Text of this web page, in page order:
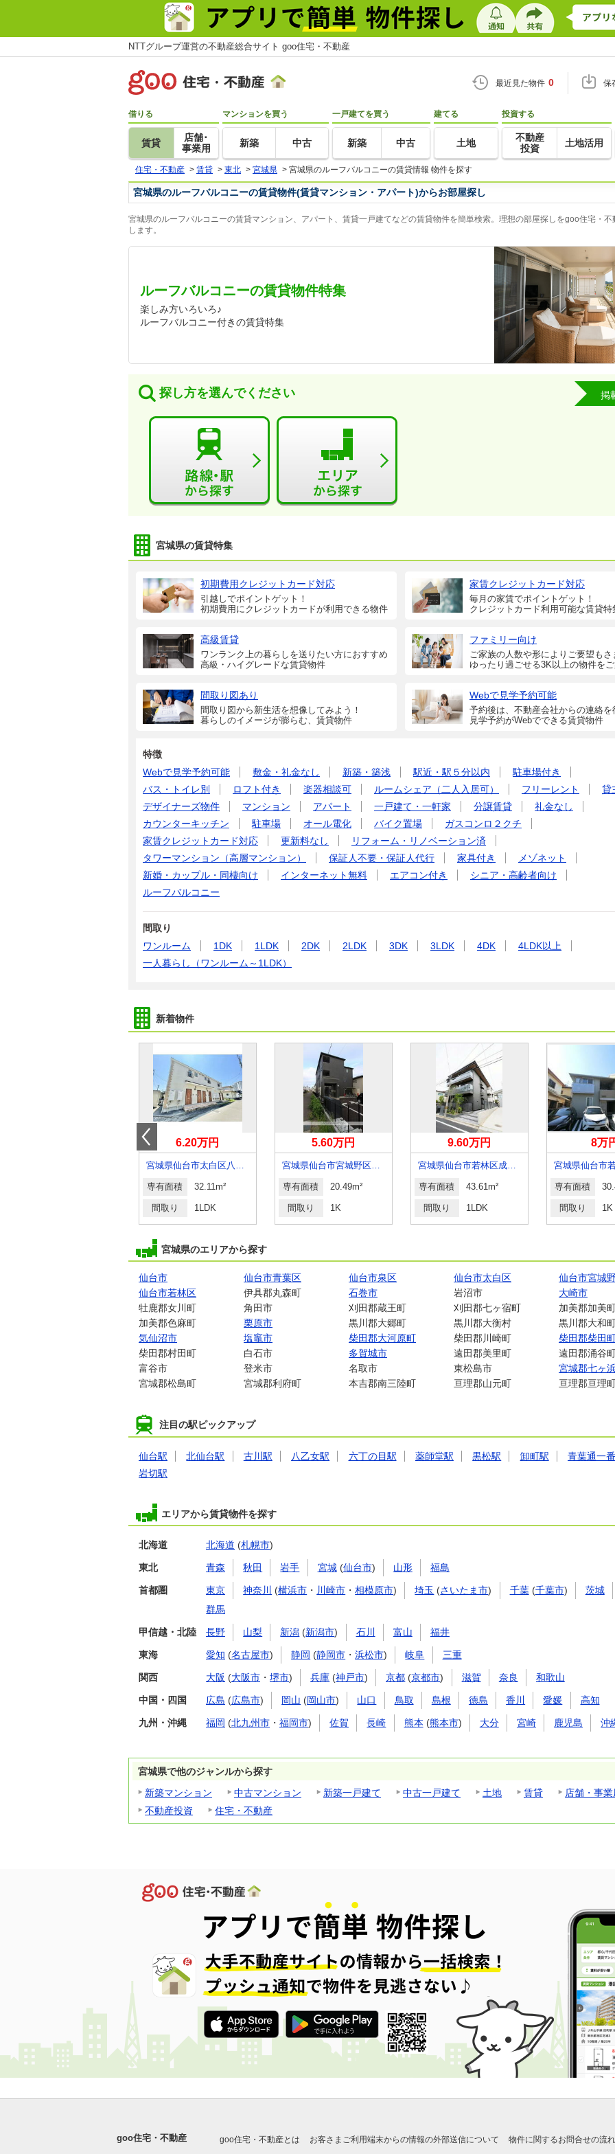
NTTグループ運営の不動産総合サイト goo住宅・不動産
最近見た物件 0 保
借りる
賃貸
店舗･
事業用
マンションを買う
新築 中古
一戸建てを買う
新築 中古
建てる
土地
投資する
不動産
投資
土地活用
住宅・不動産 > 賃貸 > 東北 > 宮城県 > 宮城県のルーフバルコニーの賃貸情報 物件を探す
宮城県のルーフバルコニーの賃貸物件(賃貸マンション・アパート)からお部屋探し
宮城県のルーフバルコニーの賃貸マンション、アパート、賃貸一戸建てなどの賃貸物件を簡単検索。理想の部屋探しをgoo住宅・不
します。
ルーフバルコニーの賃貸物件特集
楽しみ方いろいろ♪
ルーフバルコニー付きの賃貸特集
探し方を選んでください 掲
宮城県の賃貸特集
初期費用クレジットカード対応
引越しでポイントゲット！
初期費用にクレジットカードが利用できる物件
家賃クレジットカード対応
毎月の家賃でポイントゲット！
クレジットカード利用可能な賃貸特
高級賃貸
ワンランク上の暮らしを送りたい方におすすめ
高級・ハイグレードな賃貸物件
ファミリー向け
ご家族の人数や形によりご要望もさ
ゆったり過ごせる3K以上の物件をご
間取り図あり
間取り図から新生活を想像してみよう！
暮らしのイメージが膨らむ、賃貸物件
Webで見学予約可能
予約後は、不動産会社からの連絡を
見学予約がWebでできる賃貸物件
特徴
Webで見学予約可能
敷金・礼金なし 新築・築浅 駅近・駅５分以内
駐車場付き
バス・トイレ別
ロフト付き 楽器相談可 ルームシェア（二人入居可） フリーレント
貸
デザイナーズ物件
マンション アパート 一戸建て・一軒家 分譲賃貸
礼金なし
カウンターキッチン
駐車場 オール電化 バイク置場
ガスコンロ２クチ
家賃クレジットカード対応
更新料なし
リフォーム・リノベーション済
タワーマンション（高層マンション）
保証人不要・保証人代行 家具付き
メゾネット
新婚・カップル・同棲向け
インターネット無料 エアコン付き
シニア・高齢者向け
ルーフバルコニー
間取り
ワンルーム
1DK 1LDK 2DK 2LDK 3DK 3LDK 4DK
4LDK以上
一人暮らし（ワンルーム～1LDK）
新着物件
6.20万円
宮城県仙台市太白区八本松１丁目
専有面積 32.11m²
間取り 1LDK
5.60万円
宮城県仙台市宮城野区萩野町３丁目
専有面積 20.49m²
間取り 1K
9.60万円
宮城県仙台市若林区成田町
専有面積 43.61m²
間取り 1LDK
8万
専有面積
間取り 1K
宮城県のエリアから探す
仙台市 仙台市青葉区 仙台市泉区 仙台市太白区
仙台市宮城
仙台市若林区
伊具郡丸森町 石巻市 岩沼市
大崎市
牡鹿郡女川町
角田市 刈田郡蔵王町 刈田郡七ヶ宿町
加美郡加美
加美郡色麻町
栗原市 黒川郡大郷町 黒川郡大衡村
黒川郡大和
気仙沼市
塩竈市 柴田郡大河原町 柴田郡川崎町
柴田郡柴田
柴田郡村田町
白石市 多賀城市 遠田郡美里町
遠田郡涌谷
富谷市
登米市 名取市 東松島市
宮城郡七ヶ
宮城郡松島町
宮城郡利府町 本吉郡南三陸町 亘理郡山元町 亘理郡亘理
注目の駅ピックアップ
仙台駅 北仙台駅 古川駅 八乙女駅 六丁の目駅 薬師堂駅 黒松駅 卸町駅
青葉通一
岩切駅
エリアから賃貸物件を探す
北海道 北海道 (札幌市)
東北 青森 秋田 岩手 宮城(仙台市) 山形 福島
首都圏 東京 神奈川 (横浜市 ・ 川崎市 ・相模原市) 埼玉 (さいたま市) 千葉(千葉市) 茨城
群馬
甲信越・北陸 長野 山梨 新潟 (新潟市) 石川 富山 福井
東海 愛知 (名古屋市) 静岡 (静岡市 ・浜松市) 岐阜 三重
関西 大阪 (大阪市 ・ 堺市) 兵庫 (神戸市) 京都 (京都市) 滋賀 奈良 和歌山
中国・四国 広島 (広島市) 岡山 (岡山市) 山口 鳥取 島根 徳島 香川 愛媛 高知
九州・沖縄 福岡 (北九州市 ・ 福岡市) 佐賀 長崎 熊本 (熊本市) 大分 宮崎 鹿児島 沖
宮城県で他のジャンルから探す
新築マンション
中古マンション 新築一戸建て 中古一戸建て 土地 賃貸
店舗・事業
不動産投資
住宅・不動産
goo住宅・不動産 goo住宅・不動産とは お客さまご利用端末からの情報の外部送信について 物件に関するお問合せの流れ